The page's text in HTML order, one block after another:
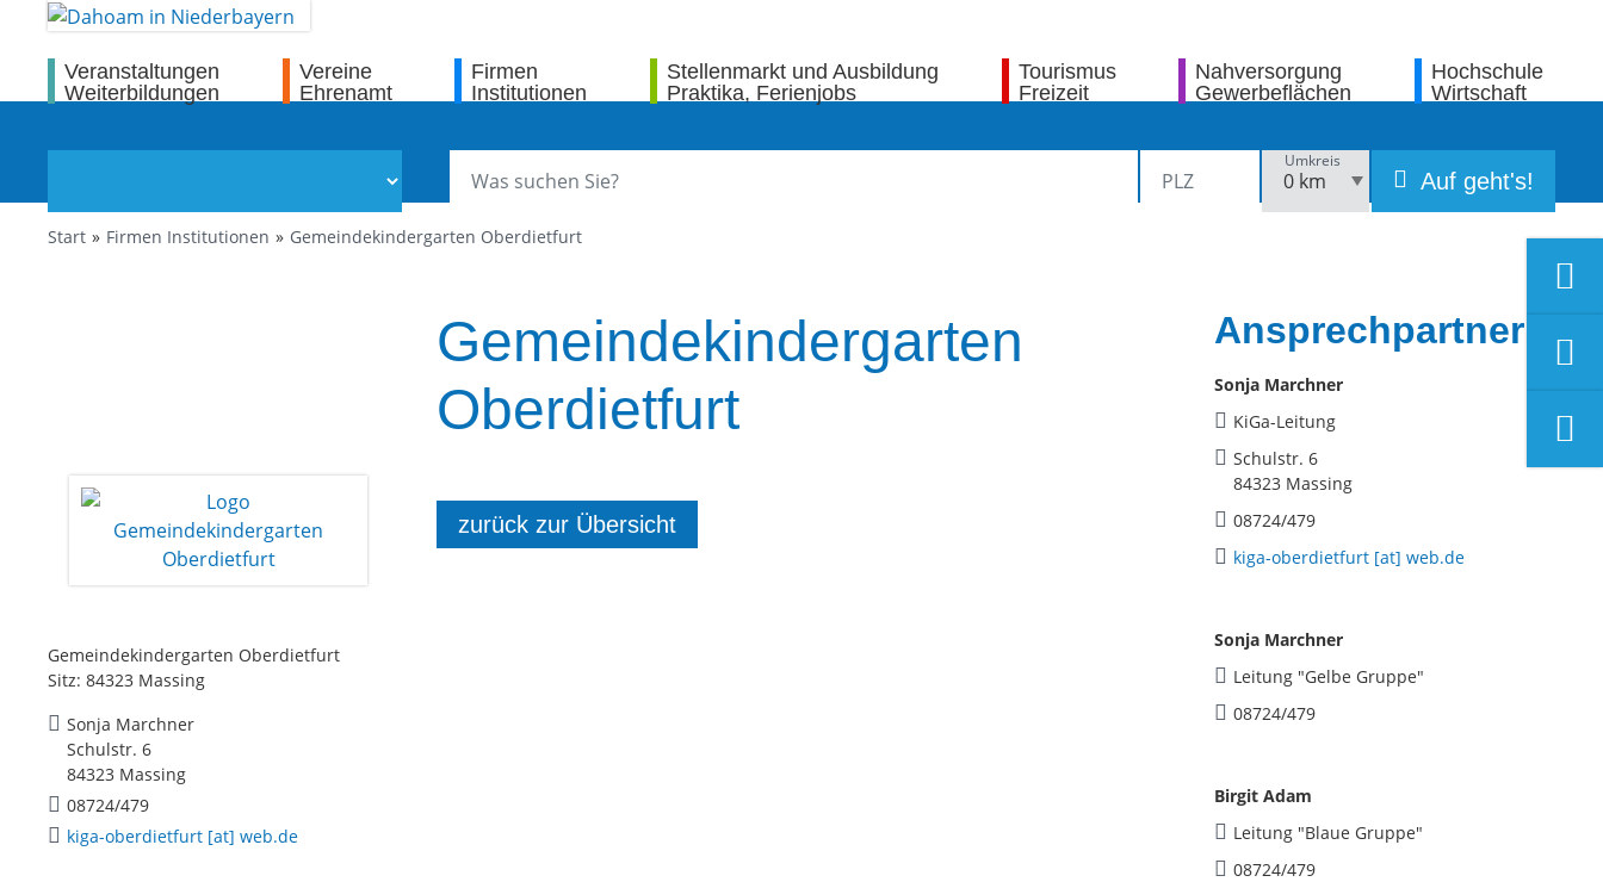
Veranstaltungen
Weiterbildungen
Vereine
Ehrenamt
Firmen
Institutionen
Stellenmarkt und Ausbildung
Praktika, Ferienjobs
Tourismus
Freizeit
Nahversorgung
Gewerbeflächen
Hochschule
Wirtschaft
Umkreis
Auf geht's!
Start Firmen Institutionen Gemeindekindergarten Oberdietfurt
Gemeindekindergarten Oberdietfurt
Sitz: 84323 Massing
Sonja Marchner
Schulstr. 6
84323 Massing
08724/479
kiga-oberdietfurt [at] web.de
Gemeindekindergarten
Oberdietfurt
zurück zur Übersicht
Ansprechpartner
Sonja Marchner
KiGa-Leitung
Schulstr. 6
84323 Massing
08724/479
kiga-oberdietfurt [at] web.de
Sonja Marchner
Leitung "Gelbe Gruppe"
08724/479
Birgit Adam
Leitung "Blaue Gruppe"
08724/479